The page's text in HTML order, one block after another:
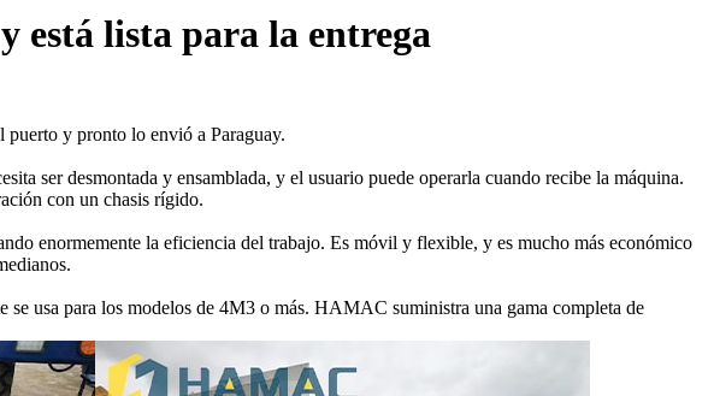
está lista para la entrega
y pronto lo envió a Paraguay.
ser desmontada y ensamblada, y el usuario puede operarla cuando recibe la máquina.
con un chasis rígido.
enormemente la eficiencia del trabajo. Es móvil y flexible, y es mucho más económico
usa para los modelos de 4M3 o más. HAMAC suministra una gama completa de